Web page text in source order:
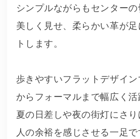
シンプルながらもセンター
美しく見せ、柔らかい革が
トします。
歩きやすいフラットデザイ
からフォーマルまで幅広く活
夏の日差しや夜の街灯にさ
人の余裕を感じさせる一足で